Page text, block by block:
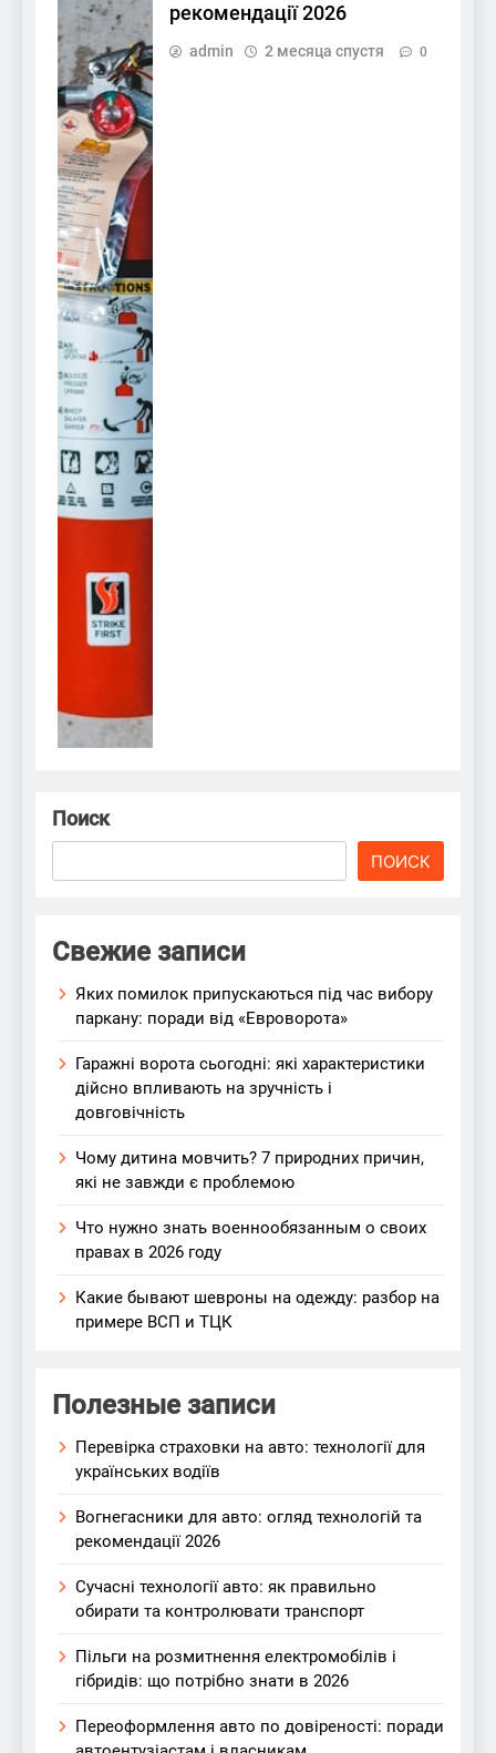
рекомендації 2026
admin 2 месяца спустя 0
Поиск
ПОИСК
Свежие записи
Яких помилок припускаються під час вибору
паркану: поради від «Евроворота»
Гаражні ворота сьогодні: які характеристики
дійсно впливають на зручність і
довговічність
Чому дитина мовчить? 7 природних причин,
які не завжди є проблемою
Что нужно знать военнообязанным о своих
правах в 2026 году
Какие бывают шевроны на одежду: разбор на
примере ВСП и ТЦК
Полезные записи
Перевірка страховки на авто: технології для
українських водіїв
Вогнегасники для авто: огляд технологій та
рекомендації 2026
Сучасні технології авто: як правильно
обирати та контролювати транспорт
Пільги на розмитнення електромобілів і
гібридів: що потрібно знати в 2026
Переоформлення авто по довіреності: поради